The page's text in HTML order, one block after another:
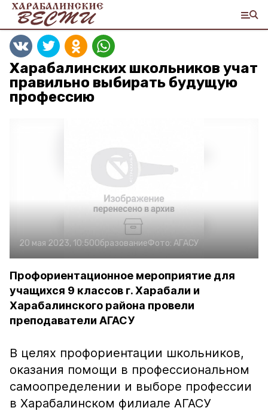
Харабалинских школьников учат
правильно выбирать будущую
профессию
20 мая 2023, 10:50ОбразованиеФото: АГАСУ
Профориентационное мероприятие для
учащихся 9 классов г. Харабали и
Харабалинского района провели
преподаватели АГАСУ
В целях профориентации школьников,
оказания помощи в профессиональном
самоопределении и выборе профессии
в Харабалинском филиале АГАСУ